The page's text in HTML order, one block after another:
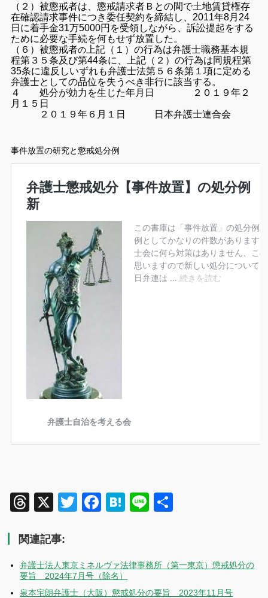
（２）被懲戒者は、懲戒請求者Ｂとの間で土地賃貸権存
在確認請求事件につき委任契約を締結し、2011年8月24
日に着手金31万5000円を受領しながら、訴訟提起をする
ために必要な手続を何もせず放置した。
（６）被懲戒者の 上記（１）の行為は弁護士職務基本規
程第３５条及び第44条に、上記（２）の行為は同規程第
35条に違反しいずれも弁護士法第５６条第１項に定める
弁護士としての品位を失うべき非行に該当する。
４ 処分が効力を生じた年月日 ２０１９年２
月１５日
２０１９年６月１日 日本弁護士連合会
事件放置の研究と懲戒処分例
Threads
X TwitterFacebook
Hatena
Line
関連記事:
弁護士法人東京ミネルヴァ法律事務所（第一東京）懲戒処分の
要旨 2024年7月号（除名）
泉本宅朗弁護士（大阪）懲戒処分の要旨 2023年11月号